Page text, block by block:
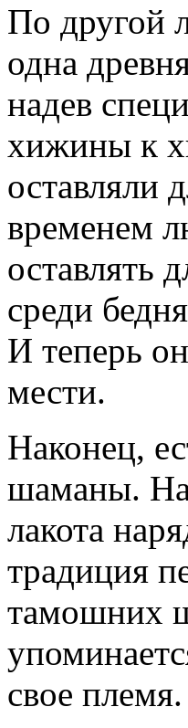
По другой
одна
надев
хижины к
оставляли
временем
оставлять
среди
И теперь
мести.
Наконец,
шаманы.
лакота
традиция
тамошних
свое племя.